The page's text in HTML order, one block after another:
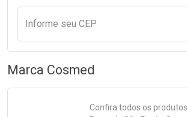
Informe seu CEP
Marca Cosmed
Confira todos os